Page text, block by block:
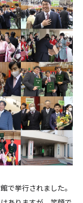
で挙行されました。